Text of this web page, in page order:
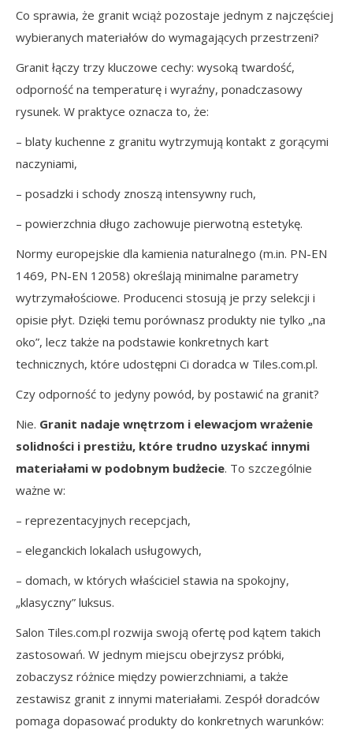
Co sprawia, że granit wciąż pozostaje jednym z najczęściej
wybieranych materiałów do wymagających przestrzeni?
Granit łączy trzy kluczowe cechy: wysoką twardość,
odporność na temperaturę i wyraźny, ponadczasowy
rysunek. W praktyce oznacza to, że:
– blaty kuchenne z granitu wytrzymują kontakt z gorącymi
naczyniami,
– posadzki i schody znoszą intensywny ruch,
– powierzchnia długo zachowuje pierwotną estetykę.
Normy europejskie dla kamienia naturalnego (m.in. PN-EN
1469, PN-EN 12058) określają minimalne parametry
wytrzymałościowe. Producenci stosują je przy selekcji i
opisie płyt. Dzięki temu porównasz produkty nie tylko „na
oko”, lecz także na podstawie konkretnych kart
technicznych, które udostępni Ci doradca w Tiles.com.pl.
Czy odporność to jedyny powód, by postawić na granit?
Nie. Granit nadaje wnętrzom i elewacjom wrażenie
solidności i prestiżu, które trudno uzyskać innymi
materiałami w podobnym budżecie. To szczególnie
ważne w:
– reprezentacyjnych recepcjach,
– eleganckich lokalach usługowych,
– domach, w których właściciel stawia na spokojny,
„klasyczny” luksus.
Salon Tiles.com.pl rozwija swoją ofertę pod kątem takich
zastosowań. W jednym miejscu obejrzysz próbki,
zobaczysz różnice między powierzchniami, a także
zestawisz granit z innymi materiałami. Zespół doradców
pomaga dopasować produkty do konkretnych warunków: